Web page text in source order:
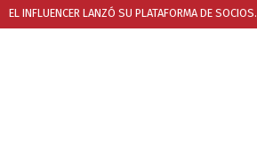
EL INFLUENCER LANZÓ SU PLATAFORMA DE SOCIOS.